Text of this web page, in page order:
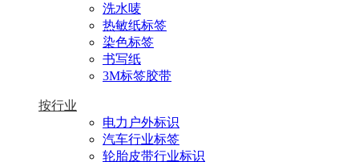
洗水唛
热敏纸标签
染色标签
书写纸
3M标签胶带
按行业
电力户外标识
汽车行业标签
轮胎皮带行业标识